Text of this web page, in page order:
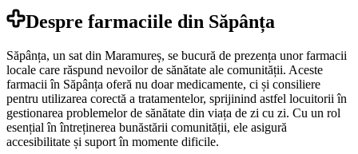
Despre farmaciile din Săpânța
Săpânța, un sat din Maramureș, se bucură de prezența unor farmacii
locale care răspund nevoilor de sănătate ale comunității. Aceste
farmacii în Săpânța oferă nu doar medicamente, ci și consiliere
pentru utilizarea corectă a tratamentelor, sprijinind astfel locuitorii în
gestionarea problemelor de sănătate din viața de zi cu zi. Cu un rol
esențial în întreținerea bunăstării comunității, ele asigură
accesibilitate și suport în momente dificile.